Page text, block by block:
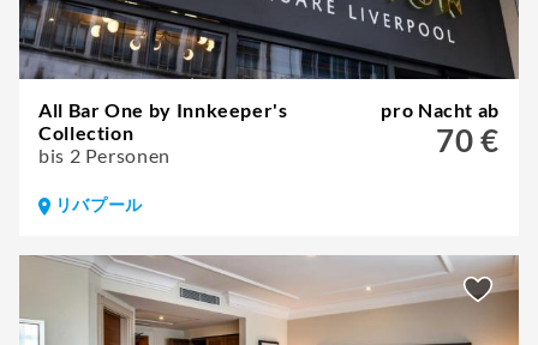
All Bar One by Innkeeper's
Collection
bis 2 Personen
pro Nacht ab
70 €
リバプール